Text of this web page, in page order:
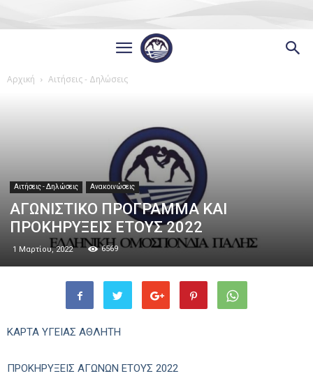
Αρχική Αιτήσεις - Δηλώσεις
Αιτήσεις - Δηλώσεις Ανακοινώσεις
ΑΓΩΝΙΣΤΙΚΟ ΠΡΟΓΡΑΜΜΑ ΚΑΙ
ΠΡΟΚΗΡΥΞΕΙΣ ΕΤΟΥΣ 2022
1 Μαρτίου, 2022 6569
ΚΑΡΤΑ ΥΓΕΙΑΣ ΑΘΛΗΤΗ
ΠΡΟΚΗΡΥΞΕΙΣ ΑΓΩΝΩΝ ΕΤΟΥΣ 2022